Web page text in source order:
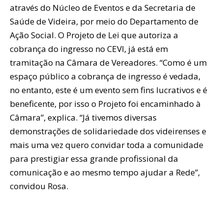
através do Núcleo de Eventos e da Secretaria de
Saúde de Videira, por meio do Departamento de
Ação Social. O Projeto de Lei que autoriza a
cobrança do ingresso no CEVI, já está em
tramitação na Câmara de Vereadores. “Como é um
espaço público a cobrança de ingresso é vedada,
no entanto, este é um evento sem fins lucrativos e é
beneficente, por isso o Projeto foi encaminhado à
Câmara”, explica. “Já tivemos diversas
demonstrações de solidariedade dos videirenses e
mais uma vez quero convidar toda a comunidade
para prestigiar essa grande profissional da
comunicação e ao mesmo tempo ajudar a Rede”,
convidou Rosa.